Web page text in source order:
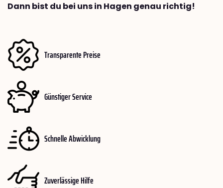
Dann bist du bei uns in Hagen genau richtig!
Transparente Preise
Günstiger Service
Schnelle Abwicklung
Zuverlässige Hilfe